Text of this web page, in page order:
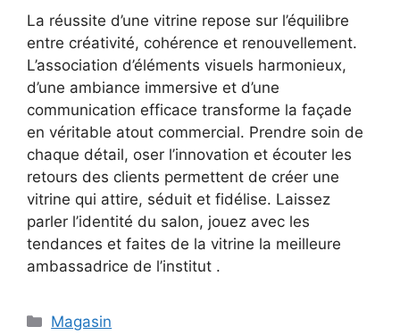
La réussite d’une vitrine repose sur l’équilibre
entre créativité, cohérence et renouvellement.
L’association d’éléments visuels harmonieux,
d’une ambiance immersive et d’une
communication efficace transforme la façade
en véritable atout commercial. Prendre soin de
chaque détail, oser l’innovation et écouter les
retours des clients permettent de créer une
vitrine qui attire, séduit et fidélise. Laissez
parler l’identité du salon, jouez avec les
tendances et faites de la vitrine la meilleure
ambassadrice de l’institut .
Catégories
Magasin